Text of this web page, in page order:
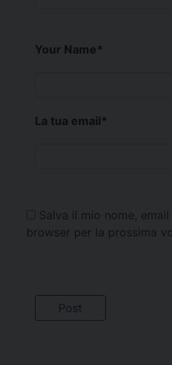
Your Name*
La tua email*
Salva il mio nome,
browser per la prossima